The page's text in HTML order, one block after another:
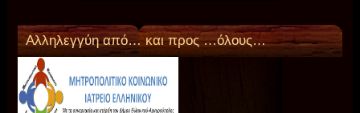
Aλληλεγγύη από… και προς …όλους…